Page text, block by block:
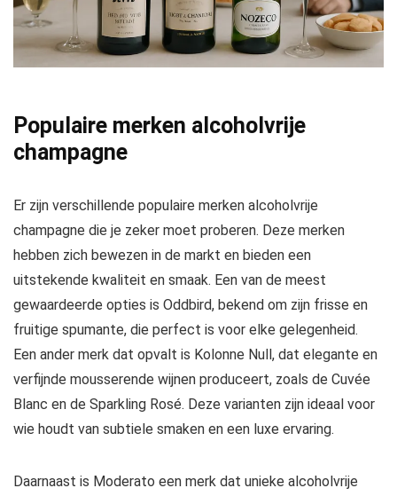
Populaire merken alcoholvrije
champagne
Er zijn verschillende populaire merken alcoholvrije
champagne die je zeker moet proberen. Deze merken
hebben zich bewezen in de markt en bieden een
uitstekende kwaliteit en smaak. Een van de meest
gewaardeerde opties is Oddbird, bekend om zijn frisse en
fruitige spumante, die perfect is voor elke gelegenheid.
Een ander merk dat opvalt is Kolonne Null, dat elegante en
verfijnde mousserende wijnen produceert, zoals de Cuvée
Blanc en de Sparkling Rosé. Deze varianten zijn ideaal voor
wie houdt van subtiele smaken en een luxe ervaring.
Daarnaast is Moderato een merk dat unieke alcoholvrije